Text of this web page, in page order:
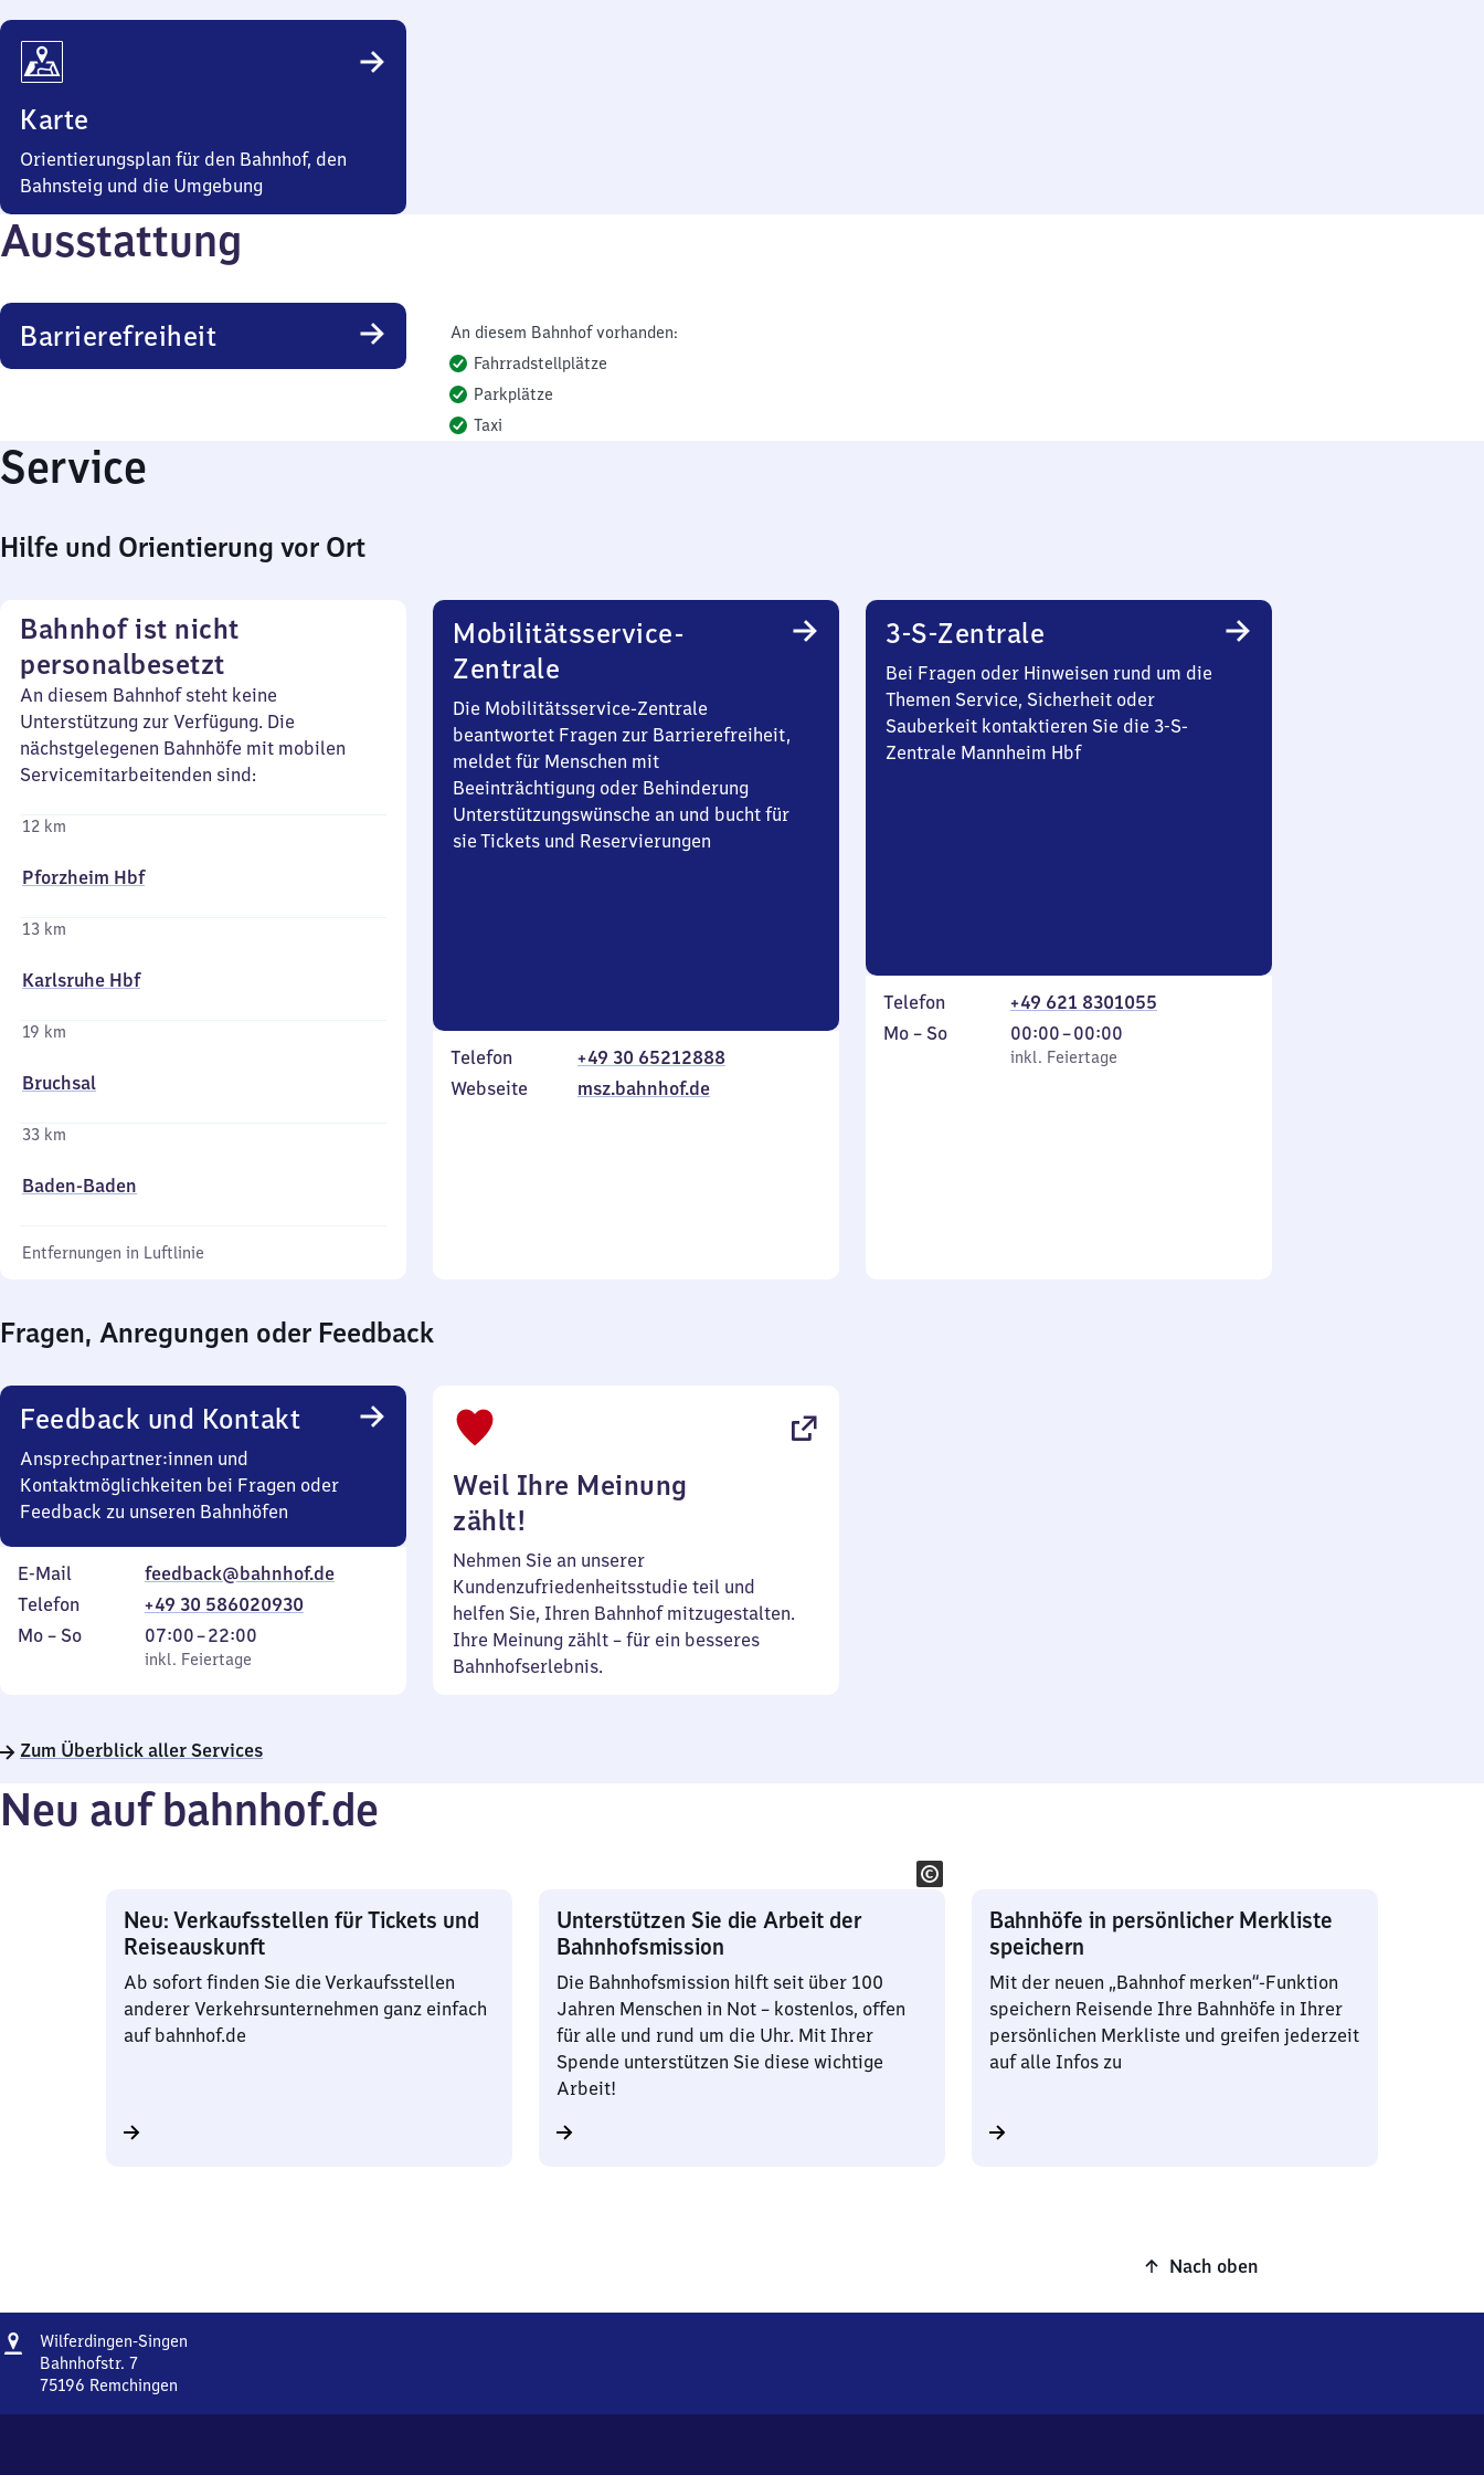
Karte
Orientierungsplan für den Bahnhof, den
Bahnsteig und die Umgebung
Ausstattung
Barrierefreiheit
An diesem Bahnhof vorhanden:
Fahrradstellplätze
Parkplätze
Taxi
Service
Hilfe und Orientierung vor Ort
Bahnhof ist nicht
personalbesetzt
An diesem Bahnhof steht keine
Unterstützung zur Verfügung. Die
nächstgelegenen Bahnhöfe mit mobilen
Servicemitarbeitenden sind:
12 km
Pforzheim Hbf
13 km
Karlsruhe Hbf
19 km
Bruchsal
33 km
Baden-Baden
Entfernungen in Luftlinie
Mobilitätsservice-
Zentrale
Die Mobilitätsservice-Zentrale
beantwortet Fragen zur Barrierefreiheit,
meldet für Menschen mit
Beeinträchtigung oder Behinderung
Unterstützungswünsche an und bucht für
sie Tickets und Reservierungen
Telefon
+49 30 65212888
Webseite
msz.bahnhof.de
3-S-Zentrale
Bei Fragen oder Hinweisen rund um die
Themen Service, Sicherheit oder
Sauberkeit kontaktieren Sie die 3-S-
Zentrale Mannheim Hbf
Telefon
+49 621 8301055
Montag
Mo – So,
inkl. Feiertage
00:00–00:00
Von
0
inkl. Feiertage
Fragen, Anregungen oder Feedback
Feedback und Kontakt
Ansprechpartner:innen und
Kontaktmöglichkeiten bei Fragen oder
Feedback zu unseren Bahnhöfen
E-Mail
feedback@bahnhof.de
Telefon
+49 30 586020930
Montag
Mo – So,
inkl. Feiertage
07:00–22:00
Von
7
22
inkl. Feiertage
Weil Ihre Meinung
zählt!
Nehmen Sie an unserer
Kundenzufriedenheitsstudie teil und
helfen Sie, Ihren Bahnhof mitzugestalten.
Ihre Meinung zählt – für ein besseres
Bahnhofserlebnis.
Zum Überblick aller Services
Neu auf bahnhof.de
Neu: Verkaufsstellen für Tickets und
Reiseauskunft
Ab sofort finden Sie die Verkaufsstellen
anderer Verkehrsunternehmen ganz einfach
auf bahnhof.de
Unterstützen Sie die Arbeit der
Bahnhofsmission
Die Bahnhofsmission hilft seit über 100
Jahren Menschen in Not – kostenlos, offen
für alle und rund um die Uhr. Mit Ihrer
Spende unterstützen Sie diese wichtige
Arbeit!
Bahnhöfe in persönlicher Merkliste
speichern
Mit der neuen „Bahnhof merken“-Funktion
speichern Reisende Ihre Bahnhöfe in Ihrer
persönlichen Merkliste und greifen jederzeit
auf alle Infos zu
Nach oben
Adresse
Wilferdingen-Singen
Bahnhofstr. 7
75196 Remchingen